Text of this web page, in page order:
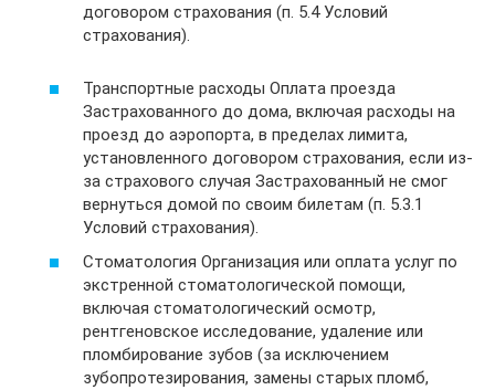
договором страхования (п. 5.4 Условий
страхования).
Транспортные расходы Оплата проезда
Застрахованного до дома, включая расходы на
проезд до аэропорта, в пределах лимита,
установленного договором страхования, если из-
за страхового случая Застрахованный не смог
вернуться домой по своим билетам (п. 5.3.1
Условий страхования).
Стоматология Организация или оплата услуг по
экстренной стоматологической помощи,
включая стоматологический осмотр,
рентгеновское исследование, удаление или
пломбирование зубов (за исключением
зубопротезирования, замены старых пломб,